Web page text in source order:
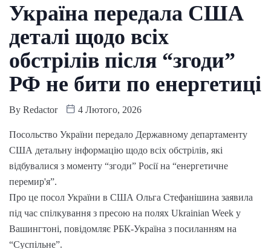
Україна передала США
деталі щодо всіх
обстрілів після “згоди”
РФ не бити по енергетиці
By Redactor 4 Лютого, 2026
Посольство України передало Державному департаменту
США детальну інформацію щодо всіх обстрілів, які
відбувалися з моменту “згоди” Росії на “енергетичне
перемир'я”.
Про це посол України в США Ольга Стефанішина заявила
під час спілкування з пресою на полях Ukrainian Week у
Вашингтоні, повідомляє РБК-Україна з посиланням на
“Суспільне”.